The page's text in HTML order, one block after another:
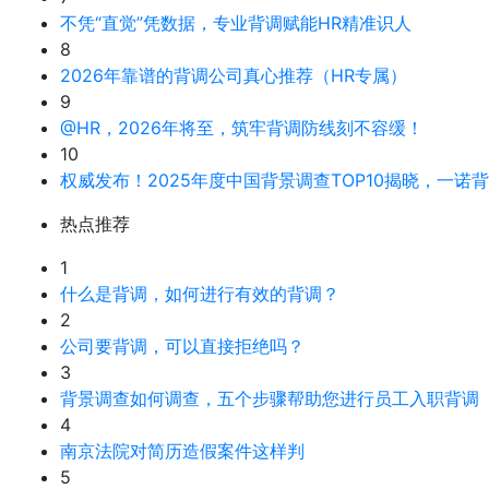
不凭“直觉”凭数据，专业背调赋能HR精准识人
8
2026年靠谱的背调公司真心推荐（HR专属）
9
@HR，2026年将至，筑牢背调防线刻不容缓！
10
权威发布！2025年度中国背景调查TOP10揭晓，一诺
热点推荐
1
什么是背调，如何进行有效的背调？
2
公司要背调，可以直接拒绝吗？
3
背景调查如何调查，五个步骤帮助您进行员工入职背调
4
南京法院对简历造假案件这样判
5